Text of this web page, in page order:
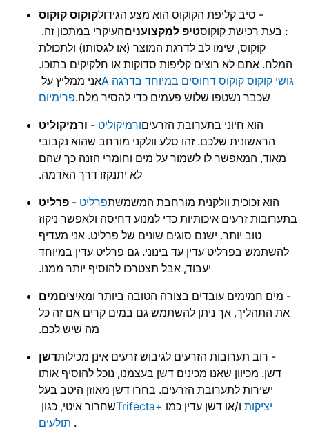
קוקוס קוקוס- סיב קליפת הקוקוס הוא מצע הגידול
העיקרי במתכון זה.טיפ למקצוענים: בעת רכישת קוקוס
קוקוס, שימו לב לדרגת המוצר (או לגסותו) ולתכולת
המלח. אתם לא רוצים קליפות סדוקות או חלקיקים בתוכו.
אני ממליץ עלגושי קוקוס קוקוס דחוסים במיוחד בדרגה A
פרימיוםשכבר נשטפו שלוש פעמים כדי להסיר מלח.
ורמיקוליט - ורמיקוליטהוא חיוני בתערובת הזרעים
הראשונית שלכם. זהו סלע וולקני מורחב שהוא נקבובי
מאוד, המאפשר לו לשמור על מים וחומרי הזנה כך שהם
לא יתנקזו דרך האדמה.
פרליט - פרליטהוא זכוכית וולקנית מורחבת המשמשת
בתערובות זרעים איכותיות כדי למנוע דחיסה ולאפשר ניקוז
טוב יותר. ישנם סוגים שונים של פרליט. אני מעדיף
להשתמש בפרליט עדין עד בינוני. גם פרליט עדין במיוחד
יעבוד, אבל תצטרכו להוסיף יותר ממנו.
מים- מים חמימים עובדים בצורה הטובה ביותר ומאיצים
את התהליך, אך ניתן להשתמש גם במים קרים אם זה כל
מה שיש לכם.
דשן- רוב תערובות הזרעים לגיבוש זרעים אינן מכילות
דשן. מכיוון שאנו מכינים דשן בעצמנו, נוכל להוסיף אותו
ישירות לתערובת הזרעים. בחרו דשן מאוזן היטב בעל
שחרור איטי, כגוןTrifecta+ ו/או דשן עדין כמו יציקות
תולעים .